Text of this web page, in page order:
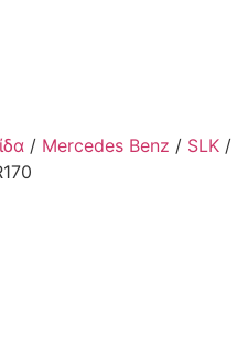
/ Mercedes Benz / SLK /